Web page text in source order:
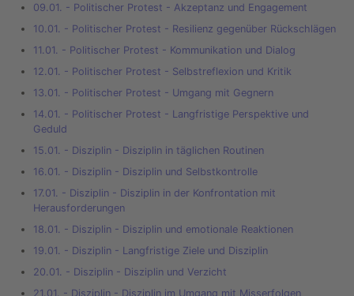
09.01. - Politischer Protest - Akzeptanz und Engagement
10.01. - Politischer Protest - Resilienz gegenüber Rückschlägen
11.01. - Politischer Protest - Kommunikation und Dialog
12.01. - Politischer Protest - Selbstreflexion und Kritik
13.01. - Politischer Protest - Umgang mit Gegnern
14.01. - Politischer Protest - Langfristige Perspektive und
Geduld
15.01. - Disziplin - Disziplin in täglichen Routinen
16.01. - Disziplin - Disziplin und Selbstkontrolle
17.01. - Disziplin - Disziplin in der Konfrontation mit
Herausforderungen
18.01. - Disziplin - Disziplin und emotionale Reaktionen
19.01. - Disziplin - Langfristige Ziele und Disziplin
20.01. - Disziplin - Disziplin und Verzicht
21.01. - Disziplin - Disziplin im Umgang mit Misserfolgen